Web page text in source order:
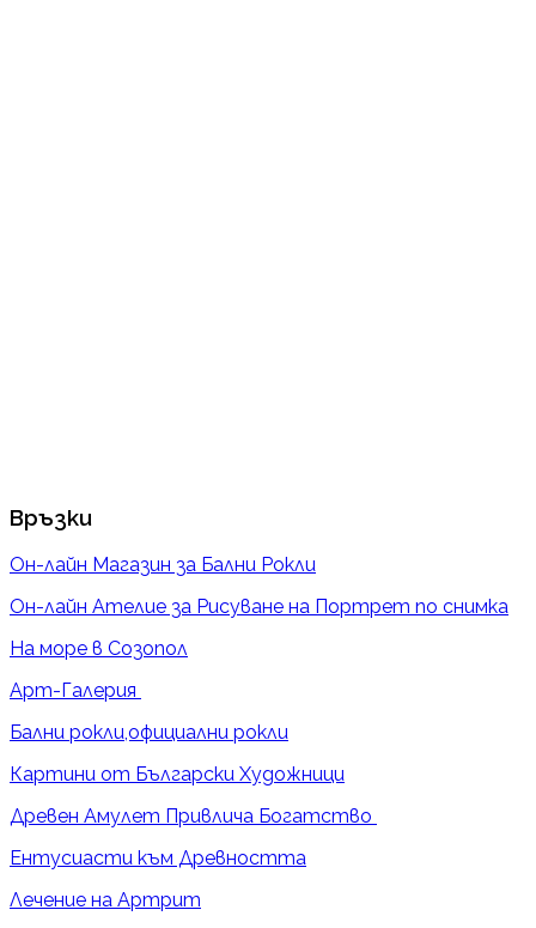
Връзки
Он-лайн Магазин за Бални Рокли
Он-лайн Ателие за Рисуване на Портрет по снимка
На море в Созопол
Арт-Галерия
Бални рокли,официални рокли
Картини от Български Художници
Древен Амулет Привлича Богатство
Ентусиасти към Древността
Лечение на Артрит